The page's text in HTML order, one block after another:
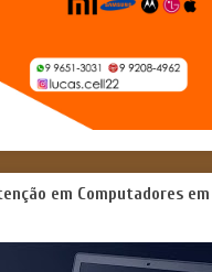
em Computadores em